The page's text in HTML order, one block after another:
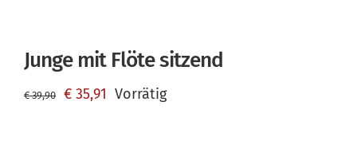
Junge mit Flöte sitzend
€39,90
Ursprünglicher
€ 35,91 Aktueller
Vorrätig